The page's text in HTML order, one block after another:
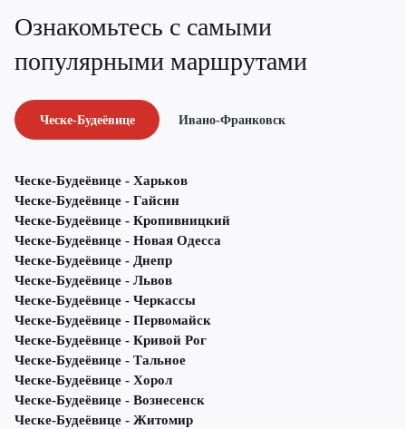
Ознакомьтесь с самыми
популярными маршрутами
Ческе-Будеёвице Ивано-Франковск
Ческе-Будеёвице - Харьков
Ческе-Будеёвице - Гайсин
Ческе-Будеёвице - Кропивницкий
Ческе-Будеёвице - Новая Одесса
Ческе-Будеёвице - Днепр
Ческе-Будеёвице - Львов
Ческе-Будеёвице - Черкассы
Ческе-Будеёвице - Первомайск
Ческе-Будеёвице - Кривой Рог
Ческе-Будеёвице - Тальное
Ческе-Будеёвице - Хорол
Ческе-Будеёвице - Вознесенск
Ческе-Будеёвице - Житомир